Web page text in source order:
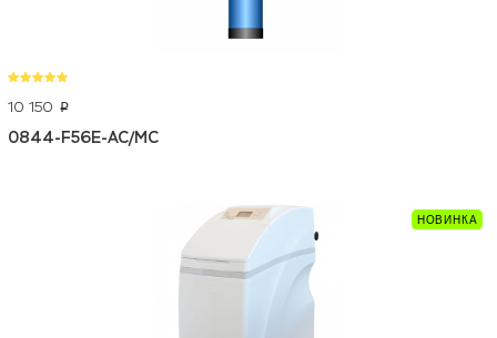
10 150 p
0844-F56E-AC/MC